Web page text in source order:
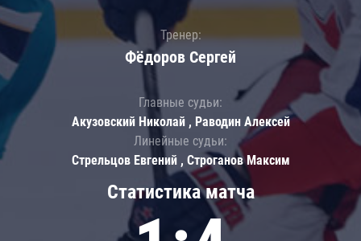
Статистика матча
Тренер:
Фёдоров Сергей
Главные судьи:
Акузовский Николай , Раводин Алексей
Линейные судьи:
Стрельцов Евгений , Строганов Максим